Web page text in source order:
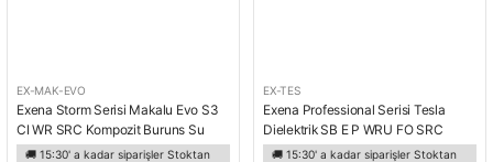
EX-MAK-EVO
Exena Storm Serisi Makalu Evo S3
CI WR SRC Kompozit Buruns Su
Geçirmez İş Botu
🚚 15:30' a kadar siparişler Stoktan
EX-TES
Exena Professional Serisi Tesla
Dielektrik SB E P WRU FO SRC
Kompozit Burun İş Botu
🚚 15:30' a kadar siparişler Stoktan